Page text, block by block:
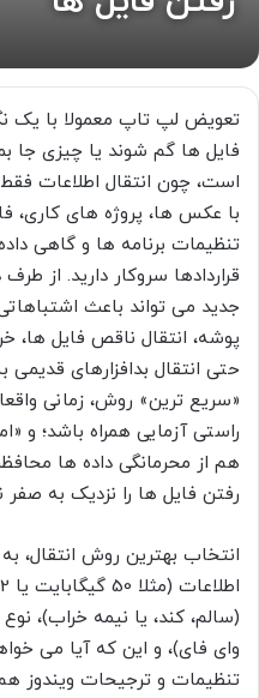
تعویض لپ تاپ معمولا با یک
فایل ها گم شوند یا چیزی جا
است، چون انتقال اطلاعات
با عکس ها، پروژه های کاری،
تنظیمات برنامه ها و گاهی
قراردادها سروکار دارید. از
جدید می تواند باعث
پوشه، انتقال ناقص فایل ها،
حتی انتقال بدافزارهای قدیمی
«سریع ترین» روش، زمانی
راستی آزمایی همراه باشد؛ و
هم از محرمانگی داده ها
رفتن فایل ها را نزدیک به صفر
انتخاب بهترین روش انتقال،
وای فای)، و این که آیا می
تنظیمات و ترجیحات ویندوز